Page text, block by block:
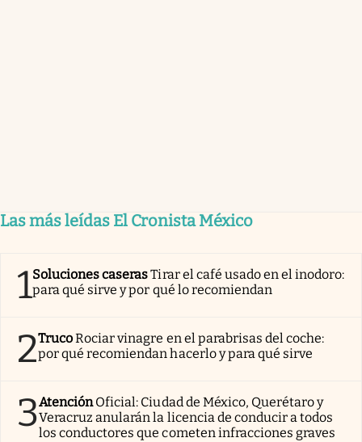
Las más leídas El Cronista México
1Soluciones caserasTirar el café usado en el inodoro:
para qué sirve y por qué lo recomiendan
2TrucoRociar vinagre en el parabrisas del coche:
por qué recomiendan hacerlo y para qué sirve
3AtenciónOficial: Ciudad de México, Querétaro y
Veracruz anularán la licencia de conducir a todos
los conductores que cometen infracciones graves